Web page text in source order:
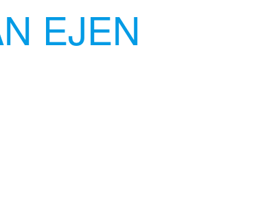
EJEN